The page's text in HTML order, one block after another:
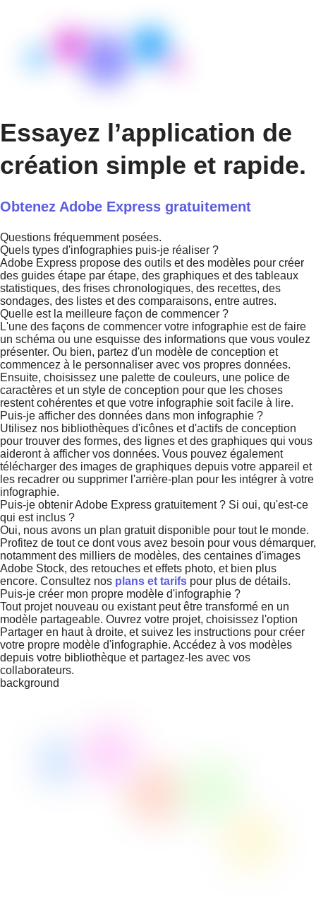
Essayez l’application de
création simple et rapide.
Obtenez Adobe Express gratuitement
Questions fréquemment posées.
Quels types d'infographies puis-je réaliser ?
Adobe Express propose des outils et des modèles pour créer
des guides étape par étape, des graphiques et des tableaux
statistiques, des frises chronologiques, des recettes, des
sondages, des listes et des comparaisons, entre autres.
Quelle est la meilleure façon de commencer ?
L'une des façons de commencer votre infographie est de faire
un schéma ou une esquisse des informations que vous voulez
présenter. Ou bien, partez d'un modèle de conception et
commencez à le personnaliser avec vos propres données.
Ensuite, choisissez une palette de couleurs, une police de
caractères et un style de conception pour que les choses
restent cohérentes et que votre infographie soit facile à lire.
Puis-je afficher des données dans mon infographie ?
Utilisez nos bibliothèques d'icônes et d'actifs de conception
pour trouver des formes, des lignes et des graphiques qui vous
aideront à afficher vos données. Vous pouvez également
télécharger des images de graphiques depuis votre appareil et
les recadrer ou supprimer l'arrière-plan pour les intégrer à votre
infographie.
Puis-je obtenir Adobe Express gratuitement ? Si oui, qu'est-ce
qui est inclus ?
Oui, nous avons un plan gratuit disponible pour tout le monde.
Profitez de tout ce dont vous avez besoin pour vous démarquer,
notamment des milliers de modèles, des centaines d'images
Adobe Stock, des retouches et effets photo, et bien plus
encore. Consultez nos plans et tarifs pour plus de détails.
Puis-je créer mon propre modèle d'infographie ?
Tout projet nouveau ou existant peut être transformé en un
modèle partageable. Ouvrez votre projet, choisissez l'option
Partager en haut à droite, et suivez les instructions pour créer
votre propre modèle d'infographie. Accédez à vos modèles
depuis votre bibliothèque et partagez-les avec vos
collaborateurs.
background